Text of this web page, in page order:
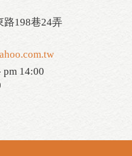
路198巷24弄
pm 14:00